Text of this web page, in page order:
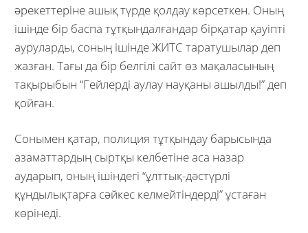
әрекеттеріне ашық түрде қолдау көрсеткен. Оның
ішінде бір баспа тұтқындалғандар бірқатар қауіпті
ауруларды, соның ішінде ЖИТС таратушылар деп
жазған. Тағы да бір белгілі сайт өз мақаласының
тақырыбын “Гейлерді аулау науқаны ашылды!” деп
қойған.
Сонымен қатар, полиция тұтқындау барысында
азаматтардың сыртқы келбетіне аса назар
аударып, оның ішіндегі “ұлттық-дәстүрлі
құндылықтарға сәйкес келмейтіндерді” ұстаған
көрінеді.